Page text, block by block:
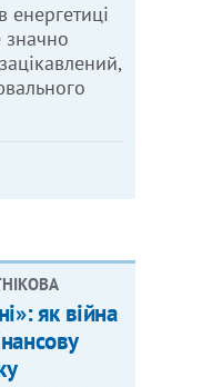
енергетиці
як війна